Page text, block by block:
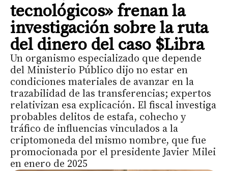
tecnológicos» frenan la
investigación sobre la ruta
del dinero del caso $Libra
Un organismo especializado que depende
del Ministerio Público dijo no estar en
condiciones materiales de avanzar en la
trazabilidad de las transferencias; expertos
relativizan esa explicación. El fiscal investiga
probables delitos de estafa, cohecho y
tráfico de influencias vinculados a la
criptomoneda del mismo nombre, que fue
promocionada por el presidente Javier Milei
en enero de 2025